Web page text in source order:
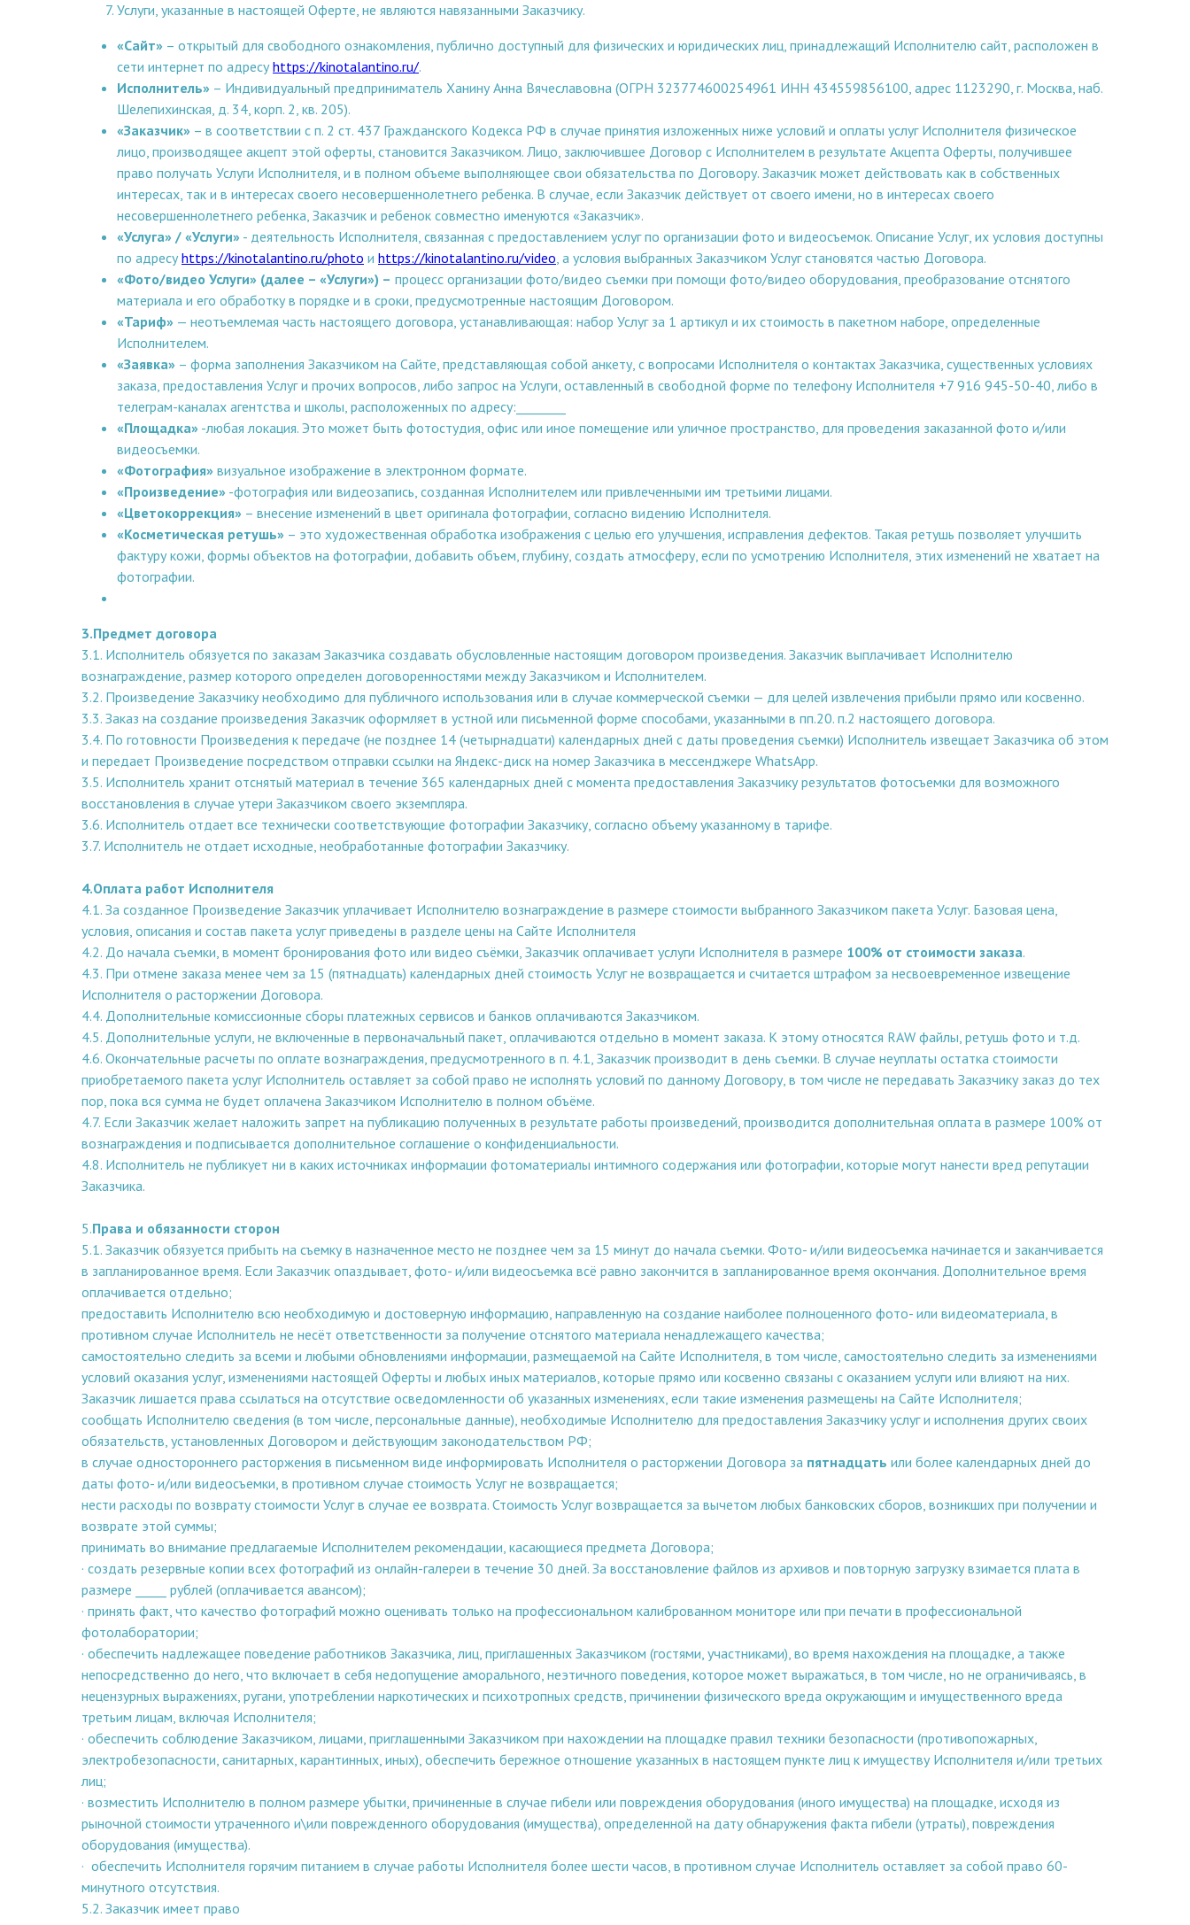
Услуги, указанные в настоящей Оферте, не являются навязанными Заказчику.
«Сайт» – открытый для свободного ознакомления, публично доступный для физических и юридических лиц, принадлежащий Исполнителю сайт, расположен в
сети интернет по адресуhttps://kinotalantino.ru/.
Исполнитель» – Индивидуальный предприниматель Ханину Анна Вячеславовна (ОГРН 323774600254961 ИНН 434559856100, адрес 1123290, г. Москва, наб.
Шелепихинская, д. 34, корп. 2, кв. 205).
«Заказчик» – в соответствии с п. 2 ст. 437 Гражданского Кодекса РФ в случае принятия изложенных ниже условий и оплаты услуг Исполнителя физическое
лицо, производящее акцепт этой оферты, становится Заказчиком. Лицо, заключившее Договор с Исполнителем в результате Акцепта Оферты, получившее
право получать Услуги Исполнителя, и в полном объеме выполняющее свои обязательства по Договору. Заказчик может действовать как в собственных
интересах, так и в интересах своего несовершеннолетнего ребенка. В случае, если Заказчик действует от своего имени, но в интересах своего
несовершеннолетнего ребенка, Заказчик и ребенок совместно именуются «Заказчик».
«Услуга» / «Услуги» - деятельность Исполнителя, связанная с предоставлением услуг по организации фото и видеосъемок. Описание Услуг, их условия доступны
по адресуhttps://kinotalantino.ru/photo и https://kinotalantino.ru/video, а условия выбранных Заказчиком Услуг становятся частью Договора.
«Фото/видео Услуги» (далее – «Услуги») – процесс организации фото/видео съемки при помощи фото/видео оборудования, преобразование отснятого
материала и его обработку в порядке и в сроки, предусмотренные настоящим Договором.
«Тариф» — неотъемлемая часть настоящего договора, устанавливающая: набор Услуг за 1 артикул и их стоимость в пакетном наборе, определенные
Исполнителем.
«Заявка» – форма заполнения Заказчиком на Сайте, представляющая собой анкету, с вопросами Исполнителя о контактах Заказчика, существенных условиях
заказа, предоставления Услуг и прочих вопросов, либо запрос на Услуги, оставленный в свободной форме по телефону Исполнителя +7 916 945-50-40, либо в
телеграм-каналах агентства и школы, расположенных по адресу:________
«Площадка» -любая локация. Это может быть фотостудия, офис или иное помещение или уличное пространство, для проведения заказанной фото и/или
видеосъемки.
«Фотография» визуальное изображение в электронном формате.
«Произведение» -фотография или видеозапись, созданная Исполнителем или привлеченными им третьими лицами.
«Цветокоррекция» – внесение изменений в цвет оригинала фотографии, согласно видению Исполнителя.
«Косметическая ретушь» – это художественная обработка изображения с целью его улучшения, исправления дефектов. Такая ретушь позволяет улучшить
фактуру кожи, формы объектов на фотографии, добавить объем, глубину, создать атмосферу, если по усмотрению Исполнителя, этих изменений не хватает на
фотографии.
3.Предмет договора
3.1. Исполнитель обязуется по заказам Заказчика создавать обусловленные настоящим договором произведения. Заказчик выплачивает Исполнителю
вознаграждение, размер которого определен договоренностями между Заказчиком и Исполнителем.
3.2. Произведение Заказчику необходимо для публичного использования или в случае коммерческой съемки — для целей извлечения прибыли прямо или косвенно.
3.3. Заказ на создание произведения Заказчик оформляет в устной или письменной форме способами, указанными в пп.20. п.2 настоящего договора.
3.4. По готовности Произведения к передаче (не позднее 14 (четырнадцати) календарных дней с даты проведения съемки) Исполнитель извещает Заказчика об этом
и передает Произведение посредством отправки ссылки на Яндекс-диск на номер Заказчика в мессенджере WhatsApp.
3.5. Исполнитель хранит отснятый материал в течение 365 календарных дней с момента предоставления Заказчику результатов фотосъемки для возможного
восстановления в случае утери Заказчиком своего экземпляра.
3.6. Исполнитель отдает все технически соответствующие фотографии Заказчику, согласно объему указанному в тарифе.
3.7. Исполнитель не отдает исходные, необработанные фотографии Заказчику.
4.Оплата работ Исполнителя
4.1. За созданное Произведение Заказчик уплачивает Исполнителю вознаграждение в размере стоимости выбранного Заказчиком пакета Услуг. Базовая цена,
условия, описания и состав пакета услуг приведены в разделе цены на Сайте Исполнителя
4.2. До начала съемки, в момент бронирования фото или видео съёмки, Заказчик оплачивает услуги Исполнителя в размере 100% от стоимости заказа.
4.3. При отмене заказа менее чем за 15 (пятнадцать) календарных дней стоимость Услуг не возвращается и считается штрафом за несвоевременное извещение
Исполнителя о расторжении Договора.
4.4. Дополнительные комиссионные сборы платежных сервисов и банков оплачиваются Заказчиком.
4.5. Дополнительные услуги, не включенные в первоначальный пакет, оплачиваются отдельно в момент заказа. К этому относятся RAW файлы, ретушь фото и т.д.
4.6. Окончательные расчеты по оплате вознаграждения, предусмотренного в п. 4.1, Заказчик производит в день съемки. В случае неуплаты остатка стоимости
приобретаемого пакета услуг Исполнитель оставляет за собой право не исполнять условий по данному Договору, в том числе не передавать Заказчику заказ до тех
пор, пока вся сумма не будет оплачена Заказчиком Исполнителю в полном объёме.
4.7. Если Заказчик желает наложить запрет на публикацию полученных в результате работы произведений, производится дополнительная оплата в размере 100% от
вознаграждения и подписывается дополнительное соглашение о конфиденциальности.
4.8. Исполнитель не публикует ни в каких источниках информации фотоматериалы интимного содержания или фотографии, которые могут нанести вред репутации
Заказчика.
5.Права и обязанности сторон
5.1. Заказчик обязуется прибыть на съемку в назначенное место не позднее чем за 15 минут до начала съемки. Фото- и/или видеосъемка начинается и заканчивается
в запланированное время. Если Заказчик опаздывает, фото- и/или видеосъемка всё равно закончится в запланированное время окончания. Дополнительное время
оплачивается отдельно;
предоставить Исполнителю всю необходимую и достоверную информацию, направленную на создание наиболее полноценного фото- или видеоматериала, в
противном случае Исполнитель не несёт ответственности за получение отснятого материала ненадлежащего качества;
самостоятельно следить за всеми и любыми обновлениями информации, размещаемой на Сайте Исполнителя, в том числе, самостоятельно следить за изменениями
условий оказания услуг, изменениями настоящей Оферты и любых иных материалов, которые прямо или косвенно связаны с оказанием услуги или влияют на них.
Заказчик лишается права ссылаться на отсутствие осведомленности об указанных изменениях, если такие изменения размещены на Сайте Исполнителя;
сообщать Исполнителю сведения (в том числе, персональные данные), необходимые Исполнителю для предоставления Заказчику услуг и исполнения других своих
обязательств, установленных Договором и действующим законодательством РФ;
в случае одностороннего расторжения в письменном виде информировать Исполнителя о расторжении Договора за пятнадцать или более календарных дней до
даты фото- и/или видеосъемки, в противном случае стоимость Услуг не возвращается;
нести расходы по возврату стоимости Услуг в случае ее возврата. Стоимость Услуг возвращается за вычетом любых банковских сборов, возникших при получении и
возврате этой суммы;
принимать во внимание предлагаемые Исполнителем рекомендации, касающиеся предмета Договора;
· создать резервные копии всех фотографий из онлайн-галереи в течение 30 дней. За восстановление файлов из архивов и повторную загрузку взимается плата в
размере _____ рублей (оплачивается авансом);
· принять факт, что качество фотографий можно оценивать только на профессиональном калиброванном мониторе или при печати в профессиональной
фотолаборатории;
· обеспечить надлежащее поведение работников Заказчика, лиц, приглашенных Заказчиком (гостями, участниками), во время нахождения на площадке, а также
непосредственно до него, что включает в себя недопущение аморального, неэтичного поведения, которое может выражаться, в том числе, но не ограничиваясь, в
нецензурных выражениях, ругани, употреблении наркотических и психотропных средств, причинении физического вреда окружающим и имущественного вреда
третьим лицам, включая Исполнителя;
· обеспечить соблюдение Заказчиком, лицами, приглашенными Заказчиком при нахождении на площадке правил техники безопасности (противопожарных,
электробезопасности, санитарных, карантинных, иных), обеспечить бережное отношение указанных в настоящем пункте лиц к имуществу Исполнителя и/или третьих
лиц;
· возместить Исполнителю в полном размере убытки, причиненные в случае гибели или повреждения оборудования (иного имущества) на площадке, исходя из
рыночной стоимости утраченного и\или поврежденного оборудования (имущества), определенной на дату обнаружения факта гибели (утраты), повреждения
оборудования (имущества).
· обеспечить Исполнителя горячим питанием в случае работы Исполнителя более шести часов, в противном случае Исполнитель оставляет за собой право 60-
минутного отсутствия.
5.2. Заказчик имеет право